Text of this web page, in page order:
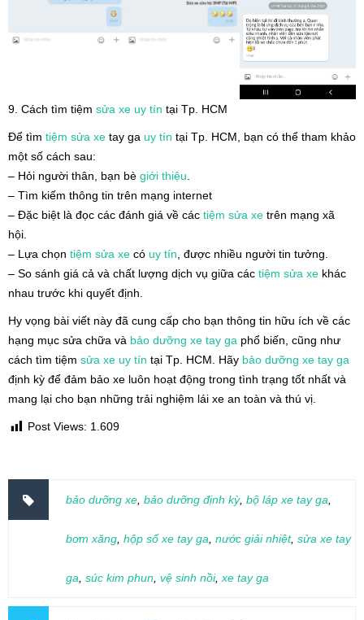
9. Cách tìm tiệm sửa xe uy tín tại Tp. HCM
Để tìm tiệm sửa xe tay ga uy tín tại Tp. HCM, bạn có thể tham khảo
một số cách sau:
– Hỏi người thân, bạn bè giới thiệu.
– Tìm kiếm thông tin trên mạng internet
– Đặc biệt là đọc các đánh giá về các tiệm sửa xe trên mạng xã
hội.
– Lựa chọn tiệm sửa xe có uy tín, được nhiều người tin tưởng.
– So sánh giá cả và chất lượng dịch vụ giữa các tiệm sửa xe khác
nhau trước khi quyết định.
Hy vọng bài viết này đã cung cấp cho bạn thông tin hữu ích về các
hạng mục sửa chữa và bảo dưỡng xe tay ga phổ biến, cũng như
cách tìm tiệm sửa xe uy tín tại Tp. HCM. Hãy bảo dưỡng xe tay ga
định kỳ để đảm bảo xe luôn hoạt động trong tình trạng tốt nhất và
mang lại cho bạn những trải nghiệm lái xe an toàn và thú vị.
Post Views: 1.609
bảo dưỡng xe, bảo dưỡng định kỳ, bộ láp xe tay ga,
bơm xăng, hộp số xe tay ga, nước giải nhiệt, sửa xe tay
ga, súc kim phun, vệ sinh nồi,xe tay ga